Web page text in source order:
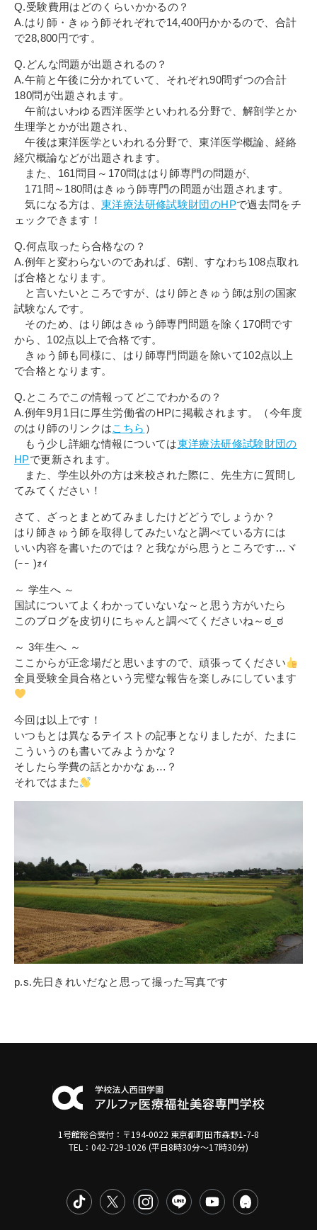
Q.受験費用はどのくらいかかるの？
A.はり師・きゅう師それぞれで14,400円かかるので、合計
で28,800円です。
Q.どんな問題が出題されるの？
A.午前と午後に分かれていて、それぞれ90問ずつの合計
180問が出題されます。
午前はいわゆる西洋医学といわれる分野で、解剖学とか
生理学とかが出題され、
午後は東洋医学といわれる分野で、東洋医学概論、経絡
経穴概論などが出題されます。
また、161問目～170問ははり師専門の問題が、
171問～180問はきゅう師専門の問題が出題されます。
気になる方は、 東洋療法研修試験財団のHPで過去問をチ
ェックできます！
Q.何点取ったら合格なの？
A.例年と変わらないのであれば、6割、すなわち108点取れ
ば合格となります。
と言いたいところですが、はり師ときゅう師は別の国家
試験なんです。
そのため、はり師はきゅう師専門問題を除く170問です
から、102点以上で合格です。
きゅう師も同様に、はり師専門問題を除いて102点以上
で合格となります。
Q.ところでこの情報ってどこでわかるの？
A.例年9月1日に厚生労働省のHPに掲載されます。（今年度
のはり師のリンクはこちら ）
もう少し詳細な情報については東洋療法研修試験財団の
HPで更新されます。
また、学生以外の方は来校された際に、先生方に質問し
てみてください！
さて、ざっとまとめてみましたけどどうでしょうか？
はり師きゅう師を取得してみたいなと調べている方には
いい内容を書いたのでは？と我ながら思うところです…ヾ
(ｰｰ )ｫｨ
～ 学生へ ～
国試についてよくわかっていないな～と思う方がいたら
このブログを皮切りにちゃんと調べてくださいね～ಠ_ಠ
～ 3年生へ ～
ここからが正念場だと思いますので、頑張ってください
全員受験全員合格という完璧な報告を楽しみにしています
今回は以上です！
いつもとは異なるテイストの記事となりましたが、たまに
こういうのも書いてみようかな？
そしたら学費の話とかかなぁ…？
それではまた
p.s.先日きれいだなと思って撮った写真です
1号館総合受付：〒194-0022 東京都町田市森野1-7-8
TEL：042-729-1026 (平日8時30分〜17時30分)